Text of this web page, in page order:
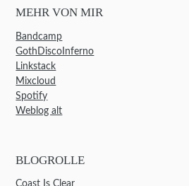
MEHR VON MIR
Bandcamp
GothDiscoInferno
Linkstack
Mixcloud
Spotify
Weblog alt
BLOGROLLE
Coast Is Clear